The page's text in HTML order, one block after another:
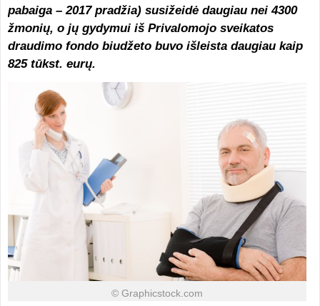
pabaiga – 2017 pradžia) susižeidė daugiau nei 4300
žmonių, o jų gydymui iš Privalomojo sveikatos
draudimo fondo biudžeto buvo išleista daugiau kaip
825 tūkst. eurų.
© Graphicstock.com